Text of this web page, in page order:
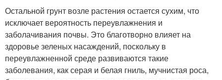
Остальной грунт возле растения остается сухим, что
исключает вероятность переувлажнения и
заболачивания почвы. Это благотворно влияет на
здоровье зеленых насаждений, поскольку в
переувлажненной среде развиваются такие
заболевания, как серая и белая гниль, мучнистая роса,